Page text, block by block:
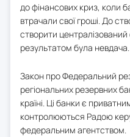
до фінансових криз, коли
втрачали свої гроші. До
створити
результатом була невдача.
Закон про Федеральний
регіональних резервних
країні. Ці банки є
контролюються Радою
федеральним агентством.